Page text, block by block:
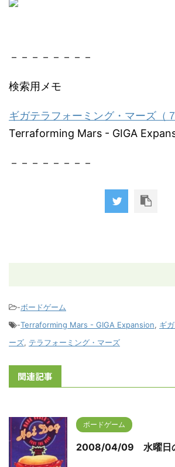
－－－－－－－－
検索用メモ
ギガテラフォーミング・マーズ（７
Terraforming Mars - GIGA
－－－－－－－－
-ボードゲーム
-Terraforming Mars - GIGA Expansion, ギ
ーズ, テラフォーミング・マーズ
関連記事
ボードゲーム
2008/04/09 水曜日